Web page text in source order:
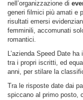
nell’organizzazione di
generi filmici più amati e
risultati emersi
femminili, accomunati
romantici.
L’azienda Speed Date
tra i propri iscritti, ed
anni, per stilare la
Tra le risposte date dai
spiccano al primo posto,